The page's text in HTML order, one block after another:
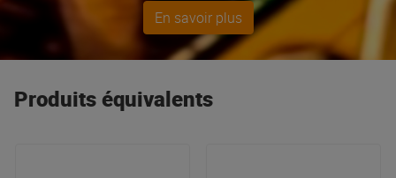
progression. Chaque achat Hercules inclut un écosystème
complet : matériel fiable, logiciel optimisé et musique libre de
droits prête à mixer. Innovation, accessibilité et savoir-faire
perfectionner. Nos best-sellers Hercules : Inpulse T7 Premium,
DJControl Mix Ultra.
En savoir plus
Produits équivalents